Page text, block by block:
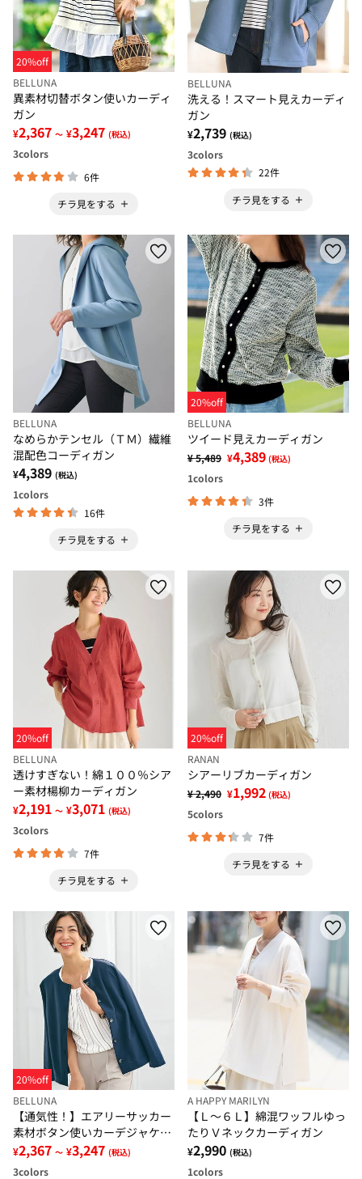
20%off
BELLUNA
異素材切替ボタン使いカーディ
ガン
¥2,367 ～ ¥3,247 (税込)
3colors
6件
チラ見をする
BELLUNA
洗える！スマート見えカーディ
ガン
¥2,739 (税込)
3colors
22件
チラ見をする
BELLUNA
なめらかテンセル（ＴＭ）繊維
混配色コーディガン
¥4,389 (税込)
1colors
16件
チラ見をする
20%off
BELLUNA
ツイード見えカーディガン
¥ 5,489 ¥4,389 (税込)
1colors
3件
チラ見をする
20%off
BELLUNA
透けすぎない！綿１００％シア
ー素材楊柳カーディガン
¥2,191 ～ ¥3,071 (税込)
3colors
7件
チラ見をする
20%off
RANAN
シアーリブカーディガン
¥ 2,490 ¥1,992 (税込)
5colors
7件
チラ見をする
20%off
BELLUNA
【通気性！】エアリーサッカー
素材ボタン使いカーデジャケッ
ト
¥2,367 ～ ¥3,247 (税込)
3colors
A HAPPY MARILYN
【Ｌ～６Ｌ】綿混ワッフルゆっ
たりＶネックカーディガン
¥2,990 (税込)
1colors